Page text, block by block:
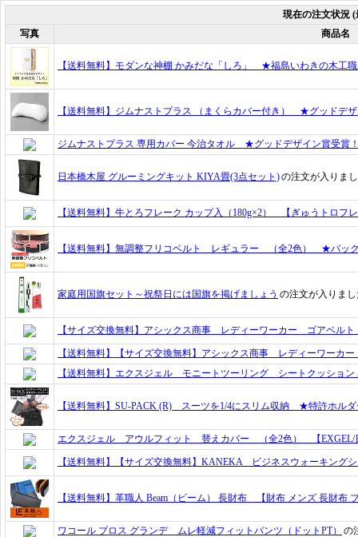
現在の注文状況 (
写真
商品名
【送料無料】モダンな神棚 かみだな「しろ」 ★福島いわきの木工
【送料無料】ジムナストプラス （まくらカバー付き） ★グッドデ
ジムナストプラス 専用カバー 今治タオル ★グッドデザイン賞受賞
日本橋木屋 グルーミングキット KIYA畳(3点セット)の注文が入りま
【送料無料】牛とろフレーク カップ入（180g×2） 【ぎゅうトロフ
【送料無料】無調整フリコベルト レギュラー （全2色） ★バッ
家庭用国旗セット～祝祭日には国旗を掲げましょう の注文が入りま
【サイズ交換無料】アシックス商事 レディーワーカー ゴアベル
【送料無料】【サイズ交換無料】アシックス商事 レディーワーカ
【送料無料】エクスジェル モニートツーリング シートクッシ
【送料無料】SU-PACK (R) スーツを1/4にスリム収納 ★特許ホ
エクスジェル アウルフィット 替えカバー （全2色） 【EXGEL/
【送料無料】【サイズ交換無料】KANEKA ビジネスウォーキン
【送料無料】革職人 Beam（ビーム） 長財布 【財布 メンズ 長財布
ワコール ブロス グランデ ムレ軽減フィットパンツ（ドットPT） の